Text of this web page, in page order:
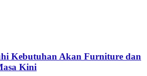
Kebutuhan Akan Furniture dan
Kini